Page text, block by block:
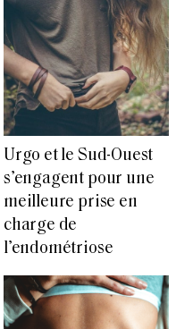
Urgo et le Sud-Ouest
s’engagent pour une
meilleure prise en
charge de
l’endométriose